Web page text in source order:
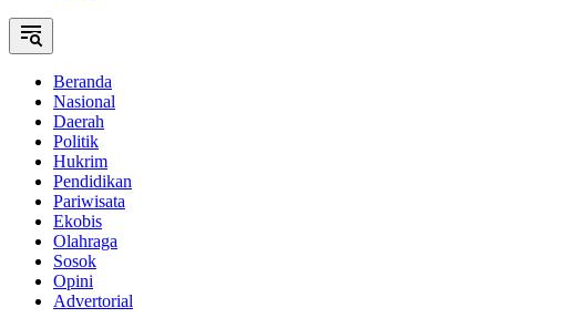
Beranda
Nasional
Daerah
Politik
Hukrim
Pendidikan
Pariwisata
Ekobis
Olahraga
Sosok
Opini
Advertorial